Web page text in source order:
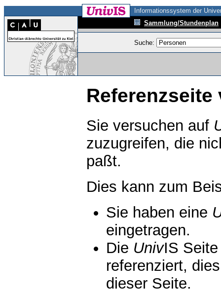
Informationssystem der
Sammlung/Stundenplan
Suche:
Referenzseite
Sie versuchen auf
zuzugreifen, die
paßt.
Dies kann zum
Sie haben eine
eingetragen.
Die UnivIS
referenziert,
dieser Seite.